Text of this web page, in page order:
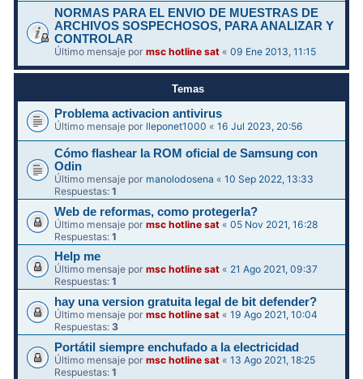
NORMAS PARA EL ENVIO DE MUESTRAS DE
ARCHIVOS SOSPECHOSOS, PARA ANALIZAR Y
CONTROLAR
Último mensaje pormsc hotline sat «09 Ene 2013, 11:15
Temas
Problema activacion antivirus
Último mensaje por lleponet1000 «16 Jul 2023, 20:56
Cómo flashear la ROM oficial de Samsung con
Odin
Último mensaje por manolodosena «10 Sep 2022, 13:33
Respuestas:1
Web de reformas, como protegerla?
Último mensaje pormsc hotline sat «05 Nov 2021, 16:28
Respuestas:1
Help me
Último mensaje pormsc hotline sat « 21 Ago 2021, 09:37
Respuestas:1
hay una version gratuita legal de bit defender?
Último mensaje pormsc hotline sat «19 Ago 2021, 10:04
Respuestas:3
Portátil siempre enchufado a la electricidad
Último mensaje pormsc hotline sat «13 Ago 2021, 18:25
Respuestas:1